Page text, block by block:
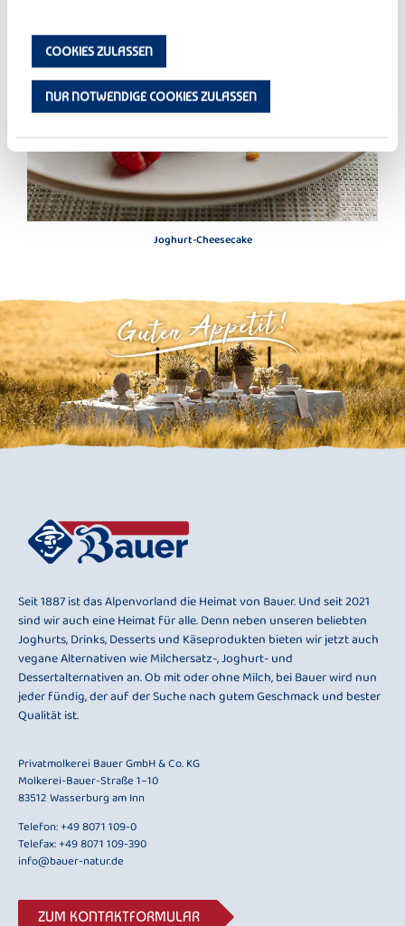
COOKIES ZULASSEN
NUR NOTWENDIGE COOKIES ZULASSEN
Joghurt-Cheesecake
Seit 1887 ist das Alpenvorland die Heimat von Bauer. Und seit 2021
sind wir auch eine Heimat für alle. Denn neben unseren beliebten
Joghurts, Drinks, Desserts und Käseprodukten bieten wir jetzt auch
vegane Alternativen wie Milchersatz-, Joghurt- und
Dessertalternativen an. Ob mit oder ohne Milch, bei Bauer wird nun
jeder fündig, der auf der Suche nach gutem Geschmack und bester
Qualität ist.
Privatmolkerei Bauer GmbH & Co. KG
Molkerei-Bauer-Straße 1–10
83512 Wasserburg am Inn
Telefon:+49 8071 109-0
Telefax: +49 8071 109-390
info@bauer-natur.de
ZUM KONTAKTFORMULAR